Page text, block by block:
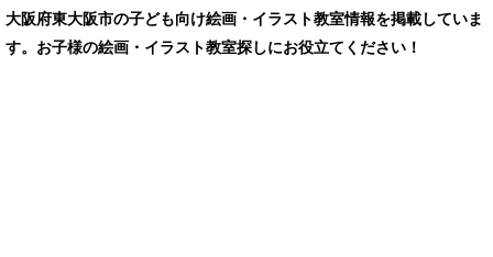
大阪府東大阪市の子ども向け絵画・イラスト教室情報を掲載していま
す。お子様の絵画・イラスト教室探しにお役立てください！